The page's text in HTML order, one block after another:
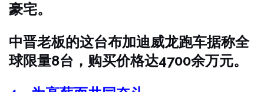
豪宅。
中晋老板的这台布加迪威龙跑车据称全
球限量8台，购买价格达4700余万元。